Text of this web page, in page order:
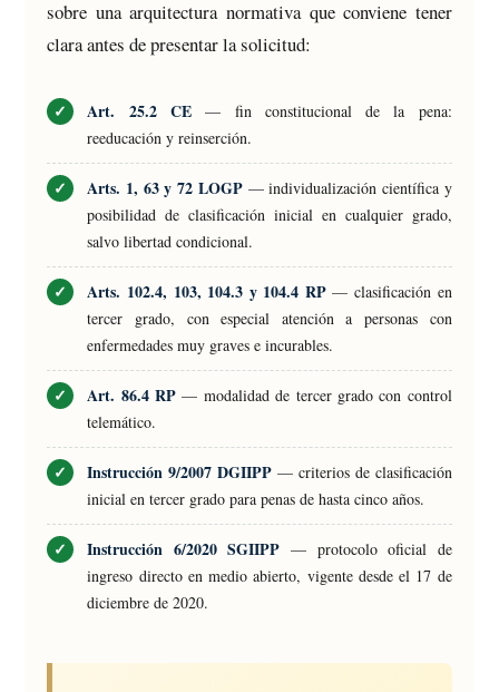
sobre una arquitectura normativa que conviene tener
clara antes de presentar la solicitud:
Art. 25.2 CE— fin constitucional de la pena:
reeducación y reinserción.
Arts. 1, 63 y 72 LOGP— individualización científica y
posibilidad de clasificación inicial en cualquier grado,
salvo libertad condicional.
Arts. 102.4, 103, 104.3 y 104.4 RP— clasificación en
tercer grado, con especial atención a personas con
enfermedades muy graves e incurables.
Art. 86.4 RP — modalidad de tercer grado con control
telemático.
Instrucción 9/2007 DGIIPP — criterios de clasificación
inicial en tercer grado para penas de hasta cinco años.
Instrucción 6/2020 SGIIPP — protocolo oficial de
ingreso directo en medio abierto, vigente desde el 17 de
diciembre de 2020.